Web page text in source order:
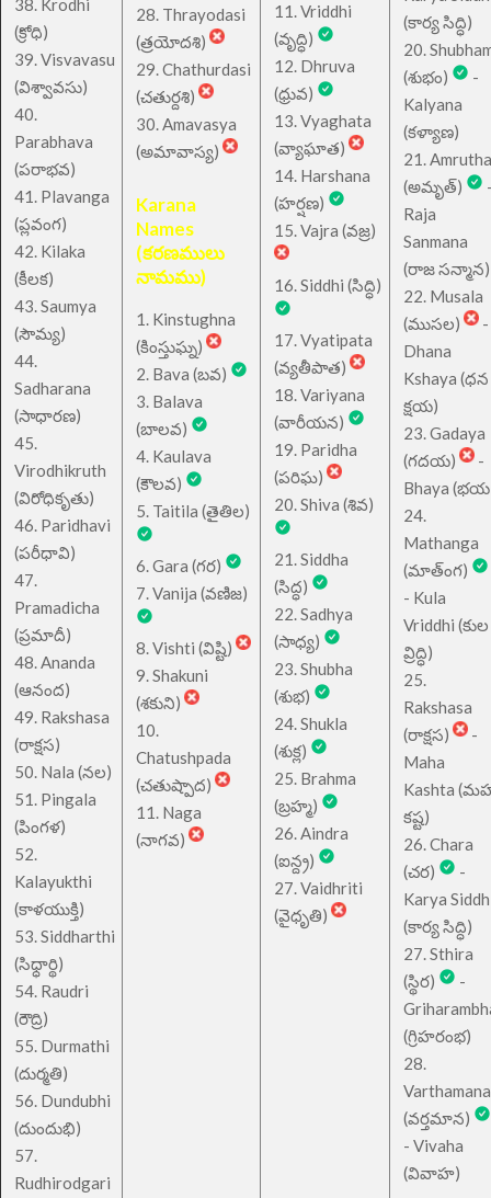
38. Krodhi
(క్రోధి)
39. Visvavasu
(విశ్వావసు)
40.
Parabhava
(పరాభవ)
41. Plavanga
(ప్లవంగ)
42. Kilaka
(కీలక)
43. Saumya
(సౌమ్య)
44.
Sadharana
(సాధారణ)
45.
Virodhikruth
(విరోధికృతు)
46. Paridhavi
(పరీధావి)
47.
Pramadicha
(ప్రమాదీ)
48. Ananda
(ఆనంద)
49. Rakshasa
(రాక్షస)
50. Nala (నల)
51. Pingala
(పింగళ)
52.
Kalayukthi
(కాళయుక్తి)
53. Siddharthi
(సిధ్ధార్థి)
54. Raudri
(రౌద్రి)
55. Durmathi
(దుర్మతి)
56. Dundubhi
(దుందుభి)
57.
Rudhirodgari
28. Thrayodasi
(త్రయోదశి)
29. Chathurdasi
(చతుర్దశి)
30. Amavasya
(అమావాస్య)
Karana
Names
(కరణములు
నామము)
1. Kinstughna
(కింస్తుఘ్న)
2. Bava (బవ)
3. Balava
(బాలవ)
4. Kaulava
(కౌలవ)
5. Taitila (తైతిల)
6. Gara (గర)
7. Vanija (వణిజ)
8. Vishti (విష్టి)
9. Shakuni
(శకుని)
10.
Chatushpada
(చతుష్పాద)
11. Naga
(నాగవ)
11. Vriddhi
(వృద్ధి)
12. Dhruva
(ధ్రువ)
13. Vyaghata
(వ్యాఘాత)
14. Harshana
(హర్షణ)
15. Vajra (వజ్ర)
16. Siddhi (సిద్ధి)
17. Vyatipata
(వ్యతీపాత)
18. Variyana
(వారీయన)
19. Paridha
(పరిఘ)
20. Shiva (శివ)
21. Siddha
(సిద్ధ)
22. Sadhya
(సాధ్య)
23. Shubha
(శుభ)
24. Shukla
(శుక్ల)
25. Brahma
(బ్రహ్మ)
26. Aindra
(ఐన్ద్ర)
27. Vaidhriti
(వైధృతి)
(కార్య సిద్ధి)
20.
(శుభం)
-
Kalyana
(కళ్యాణ)
21. Amrutha
(అమృత్)
Raja
Sanmana
(రాజ సన్మాన)
22. Musala
(ముసల)
-
Dhana
Kshaya (ధన
క్షయ)
23. Gadaya
(గదయ)
-
Bhaya
24.
Mathanga
(మాత్ంగ)
- Kula
Vriddhi (కుల
వ్రిద్ధి)
25.
Rakshasa
(రాక్షస)
-
Maha
Kashta
కష్ట)
26. Chara
(చర)
-
Karya
(కార్య సిద్ధి)
27. Sthira
(స్థిర)
-
(గ్రిహరంభ)
28.
Varthamana
(వర్తమాన)
- Vivaha
(వివాహ)